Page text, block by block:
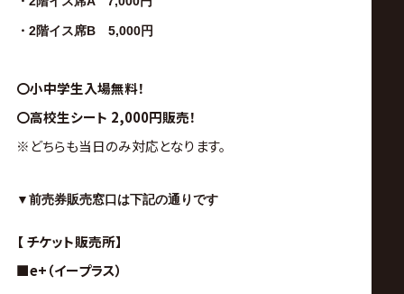
・2階イス席B 5,000円
〇小中学生入場無料！
〇高校生シート 2,000円販売！
※どちらも当日のみ対応となります。
▼前売券販売窓口は下記の通りです
【 チケット販売所】
■e+（イープラス）